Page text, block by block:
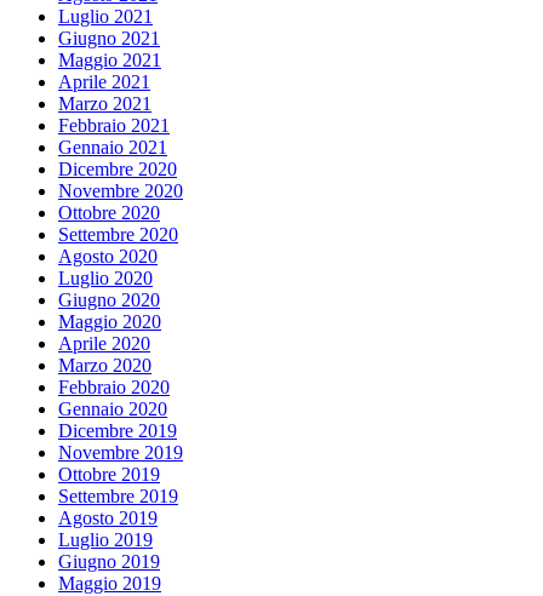
Luglio 2021
Giugno 2021
Maggio 2021
Aprile 2021
Marzo 2021
Febbraio 2021
Gennaio 2021
Dicembre 2020
Novembre 2020
Ottobre 2020
Settembre 2020
Agosto 2020
Luglio 2020
Giugno 2020
Maggio 2020
Aprile 2020
Marzo 2020
Febbraio 2020
Gennaio 2020
Dicembre 2019
Novembre 2019
Ottobre 2019
Settembre 2019
Agosto 2019
Luglio 2019
Giugno 2019
Maggio 2019